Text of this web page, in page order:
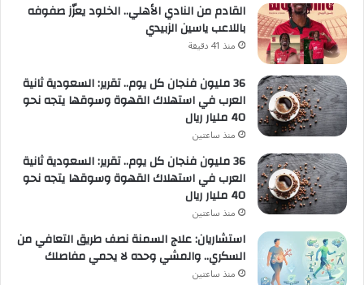
القادم من النادي الأهلي.. الخلود يعزّز صفوفه
باللاعب ياسين الزبيدي
منذ 41 دقيقة
36 مليون فنجان كل يوم.. تقرير: السعودية ثانية
العرب في استهلاك القهوة وسوقها يتجه نحو
40 مليار ريال
منذ ساعتين
36 مليون فنجان كل يوم.. تقرير: السعودية ثانية
العرب في استهلاك القهوة وسوقها يتجه نحو
40 مليار ريال
منذ ساعتين
استشاريان: علاج السمنة نصف طريق التعافي من
السكري.. والمشي وحده لا يحمي مفاصلك
منذ ساعتين